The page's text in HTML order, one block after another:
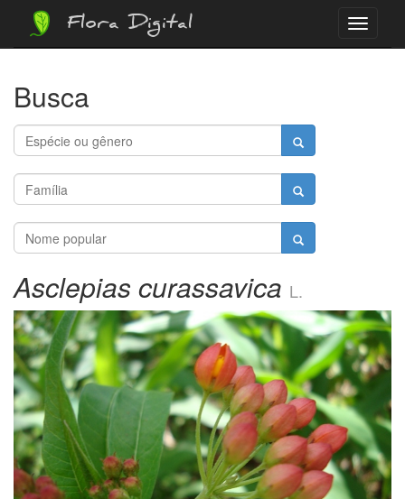
Menu
Flora Digital
Busca
Asclepias curassavica L.